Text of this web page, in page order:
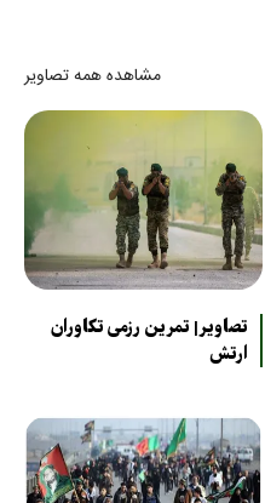
مشاهده همه تصاویر
تصاویر| تمرین رزمی تکاوران
ارتش